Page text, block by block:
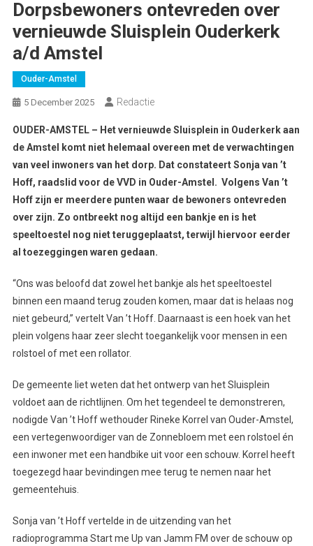
Dorpsbewoners ontevreden over
vernieuwde Sluisplein Ouderkerk
a/d Amstel
Ouder-Amstel
5 December 2025 Redactie
OUDER-AMSTEL – Het vernieuwde Sluisplein in Ouderkerk aan
de Amstel komt niet helemaal overeen met de verwachtingen
van veel inwoners van het dorp. Dat constateert Sonja van ’t
Hoff, raadslid voor de VVD in Ouder-Amstel. Volgens Van ’t
Hoff zijn er meerdere punten waar de bewoners ontevreden
over zijn. Zo ontbreekt nog altijd een bankje en is het
speeltoestel nog niet teruggeplaatst, terwijl hiervoor eerder
al toezeggingen waren gedaan.
“Ons was beloofd dat zowel het bankje als het speeltoestel
binnen een maand terug zouden komen, maar dat is helaas nog
niet gebeurd,” vertelt Van ’t Hoff. Daarnaast is een hoek van het
plein volgens haar zeer slecht toegankelijk voor mensen in een
rolstoel of met een rollator.
De gemeente liet weten dat het ontwerp van het Sluisplein
voldoet aan de richtlijnen. Om het tegendeel te demonstreren,
nodigde Van ’t Hoff wethouder Rineke Korrel van Ouder-Amstel,
een vertegenwoordiger van de Zonnebloem met een rolstoel én
een inwoner met een handbike uit voor een schouw. Korrel heeft
toegezegd haar bevindingen mee terug te nemen naar het
gemeentehuis.
Sonja van ’t Hoff vertelde in de uitzending van het
radioprogramma Start me Up van Jamm FM over de schouw op